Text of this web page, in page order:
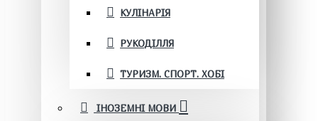
КУЛІНАРІЯ
РУКОДІЛЛЯ
ТУРИЗМ. СПОРТ. ХОБІ
ІНОЗЕМНІ МОВИ